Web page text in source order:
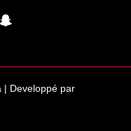
| Developpé par